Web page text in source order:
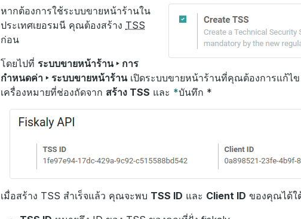
หากต้องการใช้ระบบขายหน้าร้านใน
ประเทศเยอรมนี คุณต้องสร้าง TSS
ก่อน
โดยไปที่ ระบบขายหน้าร้าน ‣ การ
กำหนดค่า ‣ ระบบขายหน้าร้านเปิดระบบขายหน้าร้านที่คุณต้องการแก้ไ
เครื่องหมายที่ช่องถัดจาก สร้าง TSS และ *บันทึก *
เมื่อสร้าง TSS สำเร็จแล้ว คุณจะพบ TSS ID และ Client ID ของคุณได้ใ